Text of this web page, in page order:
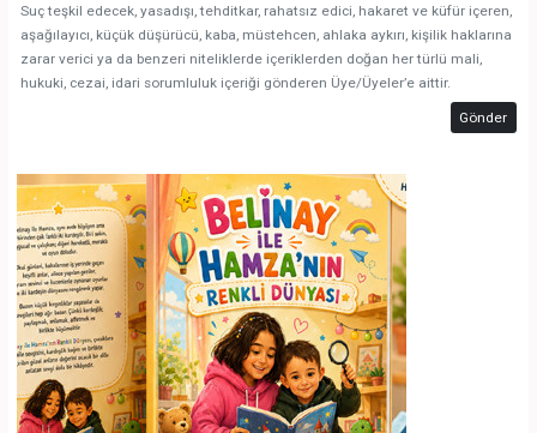
Suç teşkil edecek, yasadışı, tehditkar, rahatsız edici, hakaret ve küfür içeren,
aşağılayıcı, küçük düşürücü, kaba, müstehcen, ahlaka aykırı, kişilik haklarına
zarar verici ya da benzeri niteliklerde içeriklerden doğan her türlü mali,
hukuki, cezai, idari sorumluluk içeriği gönderen Üye/Üyeler’e aittir.
Gönder